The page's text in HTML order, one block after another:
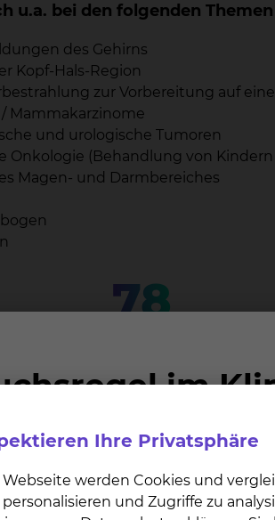
u.a. bei den folgenden
des Gehirns
Kopf-Hals-Region
zur Vorbereitung auf
Mammakarzinome
und urologische Tumoren
Onkologie (Behandlung von
Magen- und Darmbereiches
78
Ihre Privatsphäre
Webseite werden Cookies und
und Zugriffe zu